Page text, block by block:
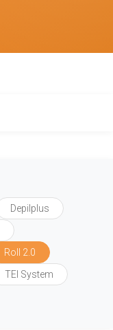
Depilplus
Roll 2.0
TEI System